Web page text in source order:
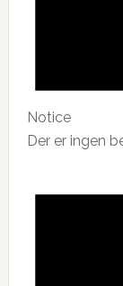
Notice
Der er ingen